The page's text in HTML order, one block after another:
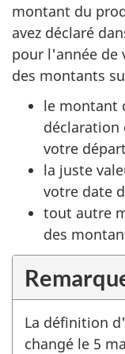
montant du
avez déclaré
pour l'année de
des montants
le montant
déclaration
votre
la juste
votre date
tout autre
des
La définition
changé le 5